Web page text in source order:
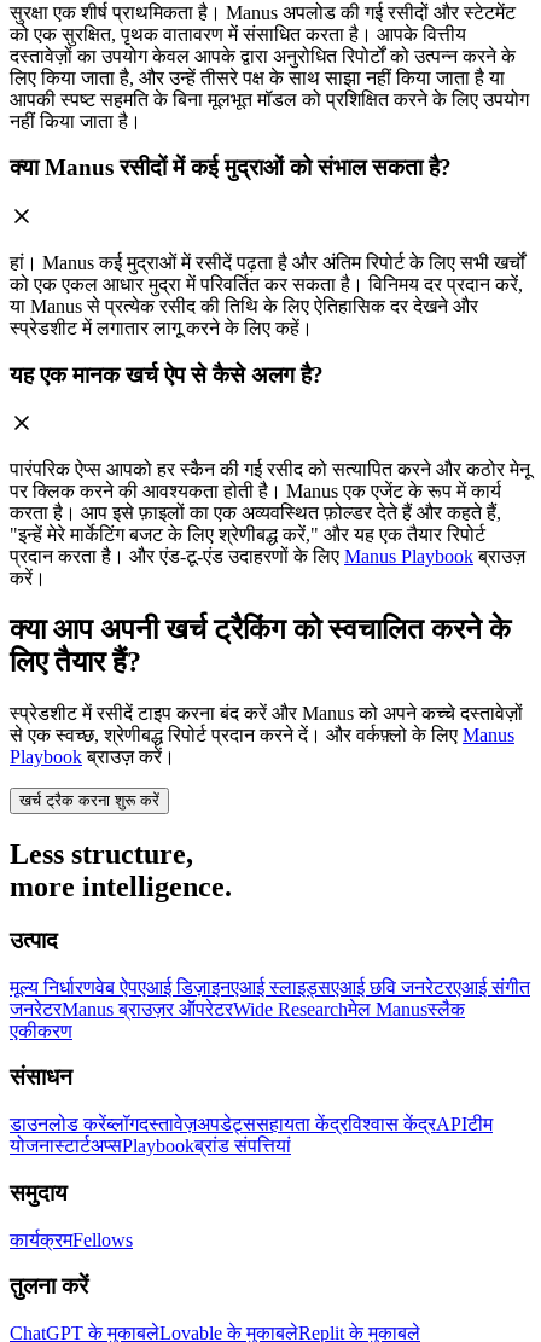
सुरक्षा एक शीर्ष प्राथमिकता है। Manus अपलोड की गई रसीदों और स्टेटमेंट
को एक सुरक्षित, पृथक वातावरण में संसाधित करता है। आपके वित्तीय
दस्तावेज़ों का उपयोग केवल आपके द्वारा अनुरोधित रिपोर्टों को उत्पन्न करने के
लिए किया जाता है, और उन्हें तीसरे पक्ष के साथ साझा नहीं किया जाता है या
आपकी स्पष्ट सहमति के बिना मूलभूत मॉडल को प्रशिक्षित करने के लिए उपयोग
नहीं किया जाता है।
क्या Manus रसीदों में कई मुद्राओं को संभाल सकता है?
हां। Manus कई मुद्राओं में रसीदें पढ़ता है और अंतिम रिपोर्ट के लिए सभी खर्चों
को एक एकल आधार मुद्रा में परिवर्तित कर सकता है। विनिमय दर प्रदान करें,
या Manus से प्रत्येक रसीद की तिथि के लिए ऐतिहासिक दर देखने और
स्प्रेडशीट में लगातार लागू करने के लिए कहें।
यह एक मानक खर्च ऐप से कैसे अलग है?
पारंपरिक ऐप्स आपको हर स्कैन की गई रसीद को सत्यापित करने और कठोर मेनू
पर क्लिक करने की आवश्यकता होती है। Manus एक एजेंट के रूप में कार्य
करता है। आप इसे फ़ाइलों का एक अव्यवस्थित फ़ोल्डर देते हैं और कहते हैं,
"इन्हें मेरे मार्केटिंग बजट के लिए श्रेणीबद्ध करें," और यह एक तैयार रिपोर्ट
प्रदान करता है। और एंड-टू-एंड उदाहरणों के लिए Manus Playbookब्राउज़
करें।
क्या आप अपनी खर्च ट्रैकिंग को स्वचालित करने के
लिए तैयार हैं?
स्प्रेडशीट में रसीदें टाइप करना बंद करें और Manus को अपने कच्चे दस्तावेज़ों
से एक स्वच्छ, श्रेणीबद्ध रिपोर्ट प्रदान करने दें। और वर्कफ़्लो के लिए Manus
Playbookब्राउज़ करें।
खर्च ट्रैक करना शुरू करें
Less structure,
more intelligence.
उत्पाद
मूल्य निर्धारणवेब ऐपएआई डिज़ाइनएआई स्लाइड्सएआई छवि जनरेटरएआई संगीत
जनरेटरManus ब्राउज़र ऑपरेटरWide Researchमेल Manusस्लैक
एकीकरण
संसाधन
डाउनलोड करेंब्लॉगदस्तावेज़अपडेट्ससहायता केंद्रविश्वास केंद्रAPIटीम
योजनास्टार्टअप्सPlaybookब्रांड संपत्तियां
समुदाय
कार्यक्रमFellows
तुलना करें
ChatGPT के मुकाबलेLovable के मुकाबलेReplit के मुकाबले